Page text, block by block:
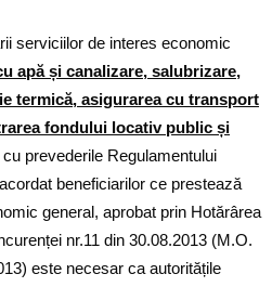
serviciilor de interes economic
apă și canalizare, salubrizare,
termică, asigurarea cu transport
fondului locativ public și
prevederile Regulamentului
beneficiarilor ce prestează
general, aprobat prin Hotărârea
nr.11 din 30.08.2013 (M.O.
este necesar ca autoritățile